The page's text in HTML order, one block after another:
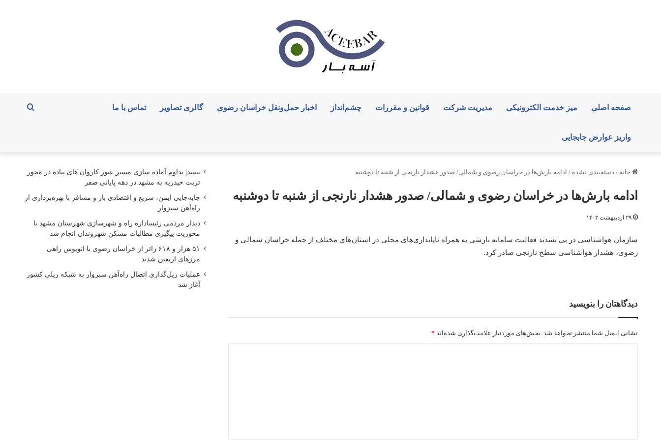
صفحه اصلی میز خدمت الکترونیکی مدیریت شرکت قوانین و مقررات چشم‌انداز اخبار حمل‌ونقل خراسان رضوی گالری تصاویر تماس با ما
واریز عوارض جابجایی
جستجو
خانه / دسته‌بندی نشده / ادامه بارش‌ها در خراسان رضوی و شمالی/ صدور هشدار نارنجی از شنبه تا دوشنبه
ادامه بارش‌ها در خراسان رضوی و شمالی/ صدور هشدار نارنجی از شنبه تا دوشنبه
۲۹ اردیبهشت ۱۴۰۳
سازمان هواشناسی در پی تشدید فعالیت سامانه بارشی به همراه ناپایداری‌های محلی در استان‌های مختلف از جمله خراسان شمالی و
رضوی، هشدار هواشناسی سطح نارنجی صادر کرد.
دیدگاهتان را بنویسید
نشانی ایمیل شما منتشر نخواهد شد. بخش‌های موردنیاز علامت‌گذاری شده‌اند *
*
ببینید| تداوم آماده سازی مسیر عبور کاروان های پیاده در محور
تربت حیدریه به مشهد در دهه پایانی صفر
جابه‌جایی ایمن، سریع و اقتصادی بار و مسافر با بهره‌برداری از
راه‌آهن سبزوار
دیدار مردمی رئیساداره راه و شهرسازی شهرستان مشهد با
محوریت پیگیری مطالبات مسکن شهروندان انجام شد
۵۱ هزار و ۶۱۸ زائر از خراسان رضوی با اتوبوس راهی
مرزهای اربعین شدند
عملیات ریل‌گذاری اتصال راه‌آهن سبزوار به شبکه ریلی کشور
آغاز شد